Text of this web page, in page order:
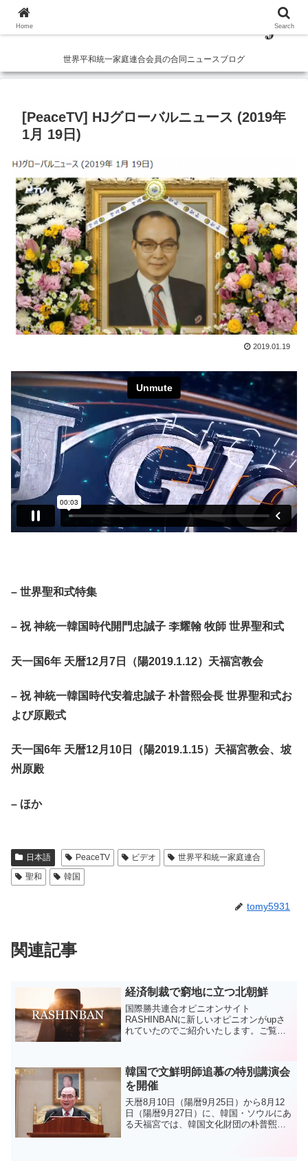
世界平和統一家庭連合会員の合同ニュースブログ
[PeaceTV] HJグローバルニュース (2019年
1月 19日)
2019.01.19
– 世界聖和式特集
– 祝 神統一韓国時代開門忠誠子 李耀翰 牧師 世界聖和式
天一国6年 天暦12月7日（陽2019.1.12）天福宮教会
– 祝 神統一韓国時代安着忠誠子 朴普熙会長 世界聖和式お
よび原殿式
天一国6年 天暦12月10日（陽2019.1.15）天福宮教会、坡
州原殿
– ほか
日本語 PeaceTV ビデオ
世界平和統一家庭連合
聖和
韓国
tomy5931
関連記事
経済制裁で窮地に立つ北朝鮮
国際勝共連合オピニオンサイト
RASHINBANに新しいオピニオンがupさ
れていたのでご紹介いたします。ご覧く
向」を発表北朝鮮の国営メディアである
朝鮮中央通信が、金正恩委...
韓国で文鮮明師追慕の特別講演会
を開催
天暦8月10日（陽暦9月25日）から8月12
日（陽暦9月27日）に、韓国・ソウルにあ
る天福宮では、韓国文化財団の朴普煕総
Home Search